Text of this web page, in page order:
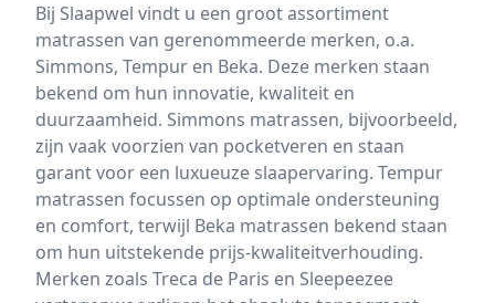
Bij Slaapwel vindt u een groot assortiment
matrassen van gerenommeerde merken, o.a.
Simmons, Tempur en Beka. Deze merken staan
bekend om hun innovatie, kwaliteit en
duurzaamheid. Simmons matrassen, bijvoorbeeld,
zijn vaak voorzien van pocketveren en staan
garant voor een luxueuze slaapervaring. Tempur
matrassen focussen op optimale ondersteuning
en comfort, terwijl Beka matrassen bekend staan
om hun uitstekende prijs-kwaliteitverhouding.
Merken zoals Treca de Paris en Sleepeezee